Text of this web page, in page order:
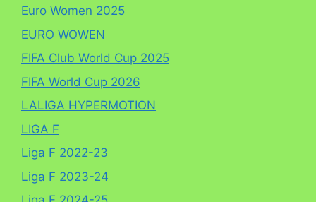
Euro Women 2025
EURO WOWEN
FIFA Club World Cup 2025
FIFA World Cup 2026
LALIGA HYPERMOTION
LIGA F
Liga F 2022-23
Liga F 2023-24